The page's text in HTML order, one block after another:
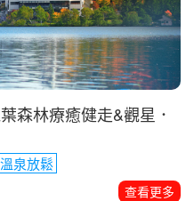
森林療癒健走&觀星．
溫泉放鬆
查看更多